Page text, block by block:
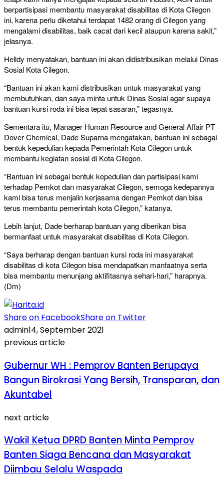
berpartisipasi membantu masyarakat disabilitas di Kota Cilegon
ini, karena perlu diketahui terdapat 1482 orang di Cilegon yang
mengalami disabilitas, baik cacat dari kecil ataupun karena sakit,”
jelasnya.
Helldy menyatakan, bantuan ini akan didistribusikan melalui Dinas
Sosial Kota Cilegon.
“Bantuan ini akan kami distribusikan untuk masyarakat yang
membutuhkan, dan saya minta untuk Dinas Sosial agar supaya
bantuan kursi roda ini bisa tepat sasaran,” tegasnya.
Sementara itu, Manager Human Resource and General Affair PT
Dover Chemical, Dade Suparna mengatakan, bantuan ini sebagai
bentuk kepedulian kepada Pemerintah Kota Cilegon untuk
membantu kegiatan sosial di Kota Cilegon.
“Bantuan ini sebagai bentuk kepedulian dan partisipasi kami
terhadap Pemkot dan masyarakat Cilegon, semoga kedepannya
kami bisa terus menjalin kerjasama dengan Pemkot dan bisa
terus membantu pemerintah kota Cilegon,” katanya.
Lebih lanjut, Dade berharap bantuan yang diberikan bisa
bermanfaat untuk masyarakat disabilitas di Kota Cilegon.
“Saya berharap dengan bantuan kursi roda ini masyarakat
disabilitas di kota Cilegon bisa mendapatkan manfaatnya serta
bisa membantu menunjang aktifitasnya sehari-hari,” harapnya.
(Dm)
Share on FacebookShare on Twitter
admin14, September 2021
previous article
Gubernur WH : Pemprov Banten Berupaya
Bangun Birokrasi Yang Bersih, Transparan, dan
Akuntabel
next article
Wakil Ketua DPRD Banten Minta Pemprov
Banten Siaga Bencana dan Masyarakat
Diimbau Selalu Waspada